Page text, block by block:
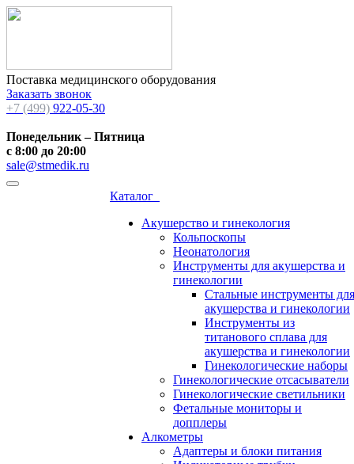
Поставка медицинского оборудования
Заказать звонок
+7 (499) 922-05-30
Понедельник – Пятница
с 8:00 до 20:00
sale@stmedik.ru
Каталог
Акушерство и гинекология
Кольпоскопы
Неонатология
Инструменты для акушерства и
гинекологии
Стальные инструменты для
акушерства и гинекологии
Инструменты из
титанового сплава для
акушерства и гинекологии
Гинекологические наборы
Гинекологические отсасыватели
Гинекологические светильники
Фетальные мониторы и
допплеры
Алкометры
Адаптеры и блоки питания